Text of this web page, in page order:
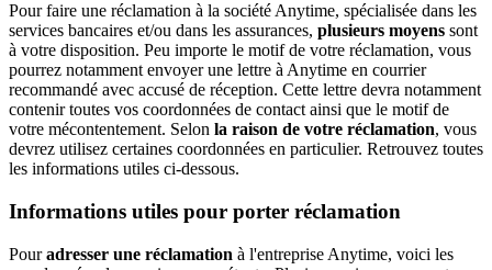
Pour faire une réclamation à la société Anytime, spécialisée dans les
services bancaires et/ou dans les assurances, plusieurs moyens sont
à votre disposition. Peu importe le motif de votre réclamation, vous
pourrez notamment envoyer une lettre à Anytime en courrier
recommandé avec accusé de réception. Cette lettre devra notamment
contenir toutes vos coordonnées de contact ainsi que le motif de
votre mécontentement. Selon la raison de votre réclamation, vous
devrez utilisez certaines coordonnées en particulier. Retrouvez toutes
les informations utiles ci-dessous.
Informations utiles pour porter réclamation
Pouradresser une réclamation à l'entreprise Anytime, voici les